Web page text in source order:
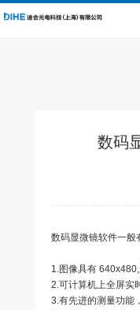
数码
数码显微镜软件一般
1.图像具有
2.可计算机上全屏实
3.有先进的测量功能